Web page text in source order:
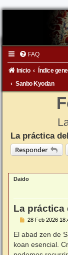
FAQ
Inicio Índice
Sanbo Kyodan
La práctica
Responder
Daido
La práctica
M
n
a
28 Feb 2026
El abad zen de
koan esencial.